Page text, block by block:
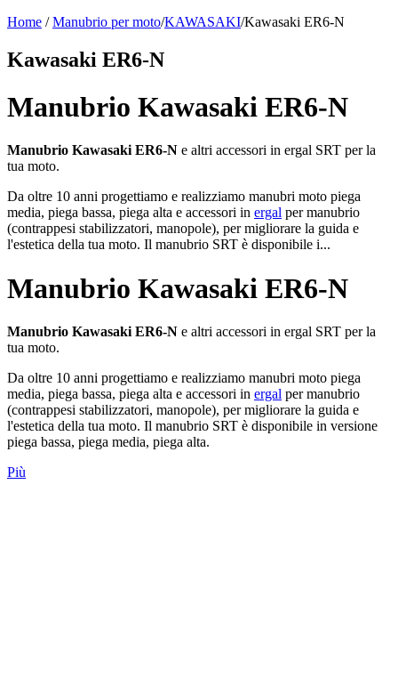
Home / Manubrio per moto/KAWASAKI/Kawasaki ER6-N
Kawasaki ER6-N
Manubrio Kawasaki ER6-N
Manubrio Kawasaki ER6-N e altri accessori in ergal SRT per la
tua moto.
Da oltre 10 anni progettiamo e realizziamo manubri moto piega
media, piega bassa, piega alta e accessori in ergal per manubrio
(contrappesi stabilizzatori, manopole), per migliorare la guida e
l'estetica della tua moto. Il manubrio SRT è disponibile i...
Manubrio Kawasaki ER6-N
Manubrio Kawasaki ER6-N e altri accessori in ergal SRT per la
tua moto.
Da oltre 10 anni progettiamo e realizziamo manubri moto piega
media, piega bassa, piega alta e accessori in ergal per manubrio
(contrappesi stabilizzatori, manopole), per migliorare la guida e
l'estetica della tua moto. Il manubrio SRT è disponibile in versione
piega bassa, piega media, piega alta.
Più